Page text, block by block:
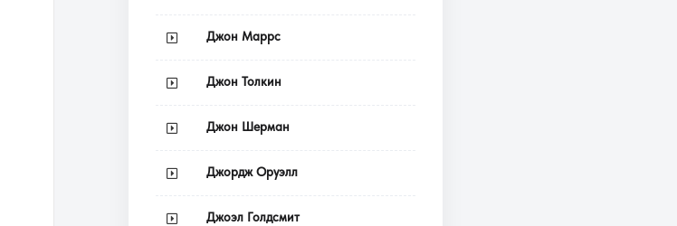
Джон Маррс
Джон Толкин
Джон Шерман
Джордж Оруэлл
Джоэл Голдсмит